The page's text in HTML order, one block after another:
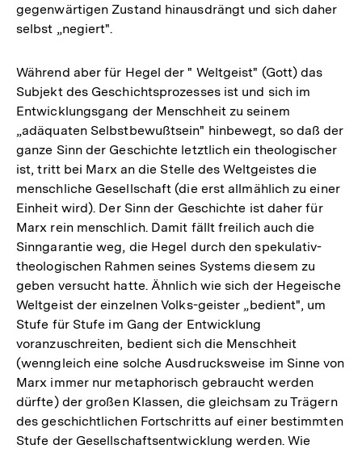
gegenwärtigen Zustand hinausdrängt und sich daher
selbst „negiert".
Während aber für Hegel der " Weltgeist" (Gott) das
Subjekt des Geschichtsprozesses ist und sich im
Entwicklungsgang der Menschheit zu seinem
„adäquaten Selbstbewußtsein" hinbewegt, so daß der
ganze Sinn der Geschichte letztlich ein theologischer
ist, tritt bei Marx an die Stelle des Weltgeistes die
menschliche Gesellschaft (die erst allmählich zu einer
Einheit wird). Der Sinn der Geschichte ist daher für
Marx rein menschlich. Damit fällt freilich auch die
Sinngarantie weg, die Hegel durch den spekulativ-
theologischen Rahmen seines Systems diesem zu
geben versucht hatte. Ähnlich wie sich der Hegeische
Weltgeist der einzelnen Volks-geister „bedient", um
Stufe für Stufe im Gang der Entwicklung
voranzuschreiten, bedient sich die Menschheit
(wenngleich eine solche Ausdrucksweise im Sinne von
Marx immer nur metaphorisch gebraucht werden
dürfte) der großen Klassen, die gleichsam zu Trägern
des geschichtlichen Fortschritts auf einer bestimmten
Stufe der Gesellschaftsentwicklung werden. Wie